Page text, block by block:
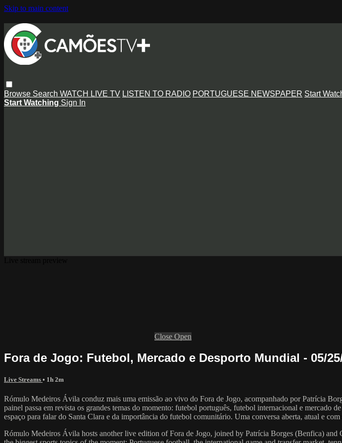
Skip to main content
Browse Search WATCH LIVE TV LISTEN TO RADIO PORTUGUESE NEWSPAPER Start
Start Watching Sign In
Close Open
Fora de Jogo: Futebol, Mercado e Desporto Mundial - 05/
Live Streams • 1h 2m
Rómulo Medeiros Ávila conduz mais uma emissão ao vivo do Fora de Jogo, acompanhado por Patrícia
painel passa em revista os grandes temas do momento: futebol português, futebol internacional e mercado
espaço para falar do Santa Clara e da importância do futebol comunitário. Uma conversa aberta, atual e
Rómulo Medeiros Ávila hosts another live edition of Fora de Jogo, joined by Patrícia Borges (Benfica)